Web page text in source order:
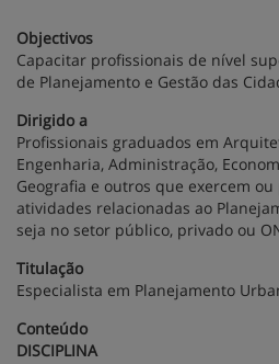
Objectivos
Capacitar profissionais de nível
de Planejamento e Gestão das
Dirigido a
Profissionais graduados em
Engenharia, Administração,
Geografia e outros que exercem
atividades relacionadas ao
seja no setor público, privado ou
Titulação
Especialista em Planejamento
Conteúdo
DISCIPLINA